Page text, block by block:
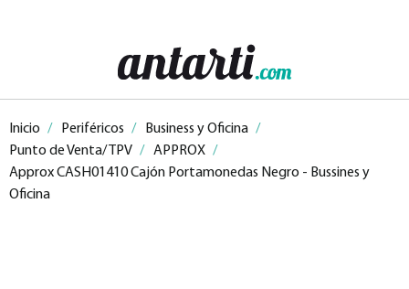
Inicio / Periféricos / Business y Oficina /
Punto de Venta/ TPV / APPROX /
Approx CASH01410 Cajón Portamonedas Negro - Bussines y
Oficina